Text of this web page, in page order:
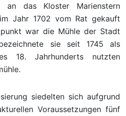
an das Kloster Marienstern
Jahr 1702 vom Rat gekauft
war die Mühle der Stadt
sie seit 1745 als
18. Jahrhunderts nutzten
siedelten sich aufgrund
Voraussetzungen fünf